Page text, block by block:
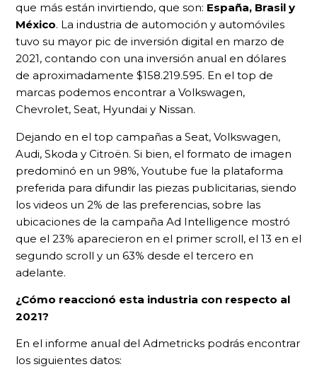
que más están invirtiendo, que son: España, Brasil y
México. La industria de automoción y automóviles
tuvo su mayor pic de inversión digital en marzo de
2021, contando con una inversión anual en dólares
de aproximadamente $158.219.595. En el top de
marcas podemos encontrar a Volkswagen,
Chevrolet, Seat, Hyundai y Nissan.
Dejando en el top campañas a Seat, Volkswagen,
Audi, Skoda y Citroën. Si bien, el formato de imagen
predominó en un 98%, Youtube fue la plataforma
preferida para difundir las piezas publicitarias, siendo
los videos un 2% de las preferencias, sobre las
ubicaciones de la campaña Ad Intelligence mostró
que el 23% aparecieron en el primer scroll, el 13 en el
segundo scroll y un 63% desde el tercero en
adelante.
¿Cómo reaccionó esta industria con respecto al
2021?
En el informe anual del Admetricks podrás encontrar
los siguientes datos: